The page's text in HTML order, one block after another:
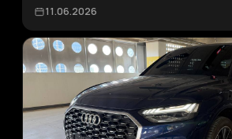
11.06.2026